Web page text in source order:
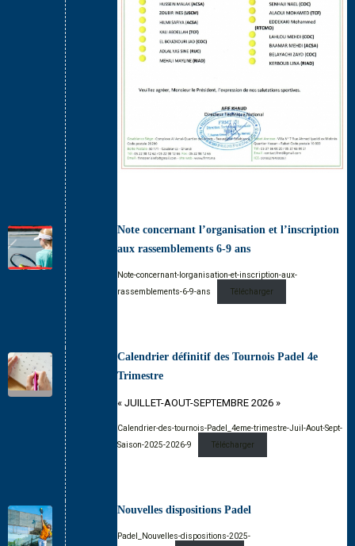
Note concernant l’organisation et l’inscription
aux rassemblements 6-9 ans
Note-concernant-lorganisation-et-inscription-aux-
rassemblements-6-9-ans
Télécharger
Calendrier définitif des Tournois Padel 4e
Trimestre
« JUILLET-AOUT-SEPTEMBRE 2026 »
Calendrier-des-tournois-Padel_4eme-trimestre-Juil-Aout-Sept-
Saison-2025-2026-9
Télécharger
Nouvelles dispositions Padel
Padel_Nouvelles-dispositions-2025-